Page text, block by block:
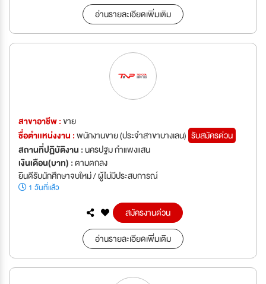
อ่านรายละเอียดเพิ่มเติม
สาขาอาชีพ :ขาย
ชื่อตำเเหน่งงาน :พนักงานขาย (ประจำสาขาบางเลน) รับสมัครด่วน
สถานที่ปฏิบัติงาน :นครปฐม กำแพงแสน
เงินเดือน(บาท) :ตามตกลง
ยินดีรับนักศึกษาจบใหม่ / ผู้ไม่มีประสบการณ์
1 วันที่แล้ว
สมัครงานด่วน
อ่านรายละเอียดเพิ่มเติม